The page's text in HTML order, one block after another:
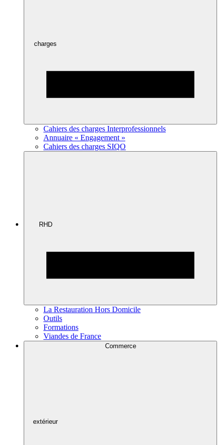
charges
Cahiers des charges Interprofessionnels
Annuaire « Engagement »
Cahiers des charges SIQO
RHD
La Restauration Hors Domicile
Outils
Formations
Viandes de France
Commerce
extérieur